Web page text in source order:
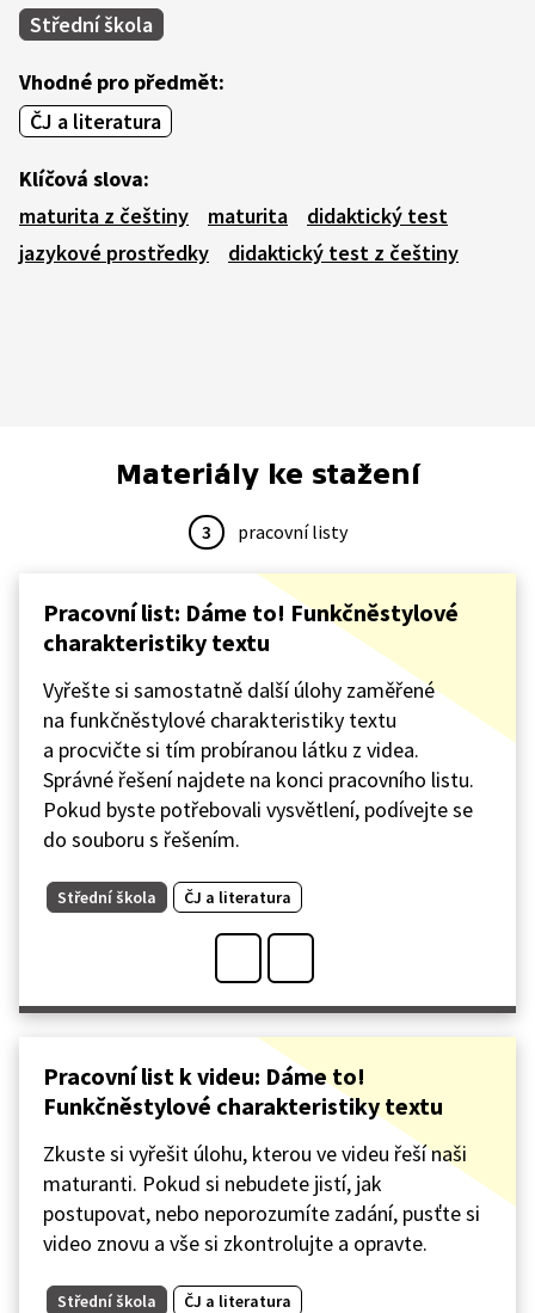
Střední škola
Vhodné pro předmět:
ČJ a literatura
Klíčová slova:
maturita z češtiny
maturita
didaktický test
jazykové prostředky
didaktický test z češtiny
Materiály ke stažení
3 pracovní listy
Pracovní list: Dáme to! Funkčněstylové
charakteristiky textu
Vyřešte si samostatně další úlohy zaměřené
na funkčněstylové charakteristiky textu
a procvičte si tím probíranou látku z videa.
Správné řešení najdete na konci pracovního listu.
Pokud byste potřebovali vysvětlení, podívejte se
do souboru s řešením.
Střední škola ČJ a literatura
Pracovní list k videu: Dáme to!
Funkčněstylové charakteristiky textu
Zkuste si vyřešit úlohu, kterou ve videu řeší naši
maturanti. Pokud si nebudete jistí, jak
postupovat, nebo neporozumíte zadání, pusťte si
video znovu a vše si zkontrolujte a opravte.
Střední škola ČJ a literatura